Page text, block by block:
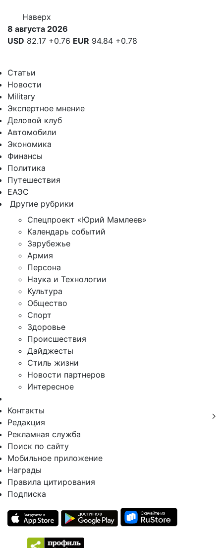
Наверх
8 августа 2026
USD 82.17 +0.76 EUR 94.84 +0.78
Статьи
Новости
Military
Экспертное мнение
Деловой клуб
Автомобили
Экономика
Финансы
Политика
Путешествия
ЕАЭС
Другие рубрики
Спецпроект «Юрий Мамлеев»
Календарь событий
Зарубежье
Армия
Персона
Наука и Технологии
Культура
Общество
Спорт
Здоровье
Происшествия
Дайджесты
Стиль жизни
Новости партнеров
Интересное
Контакты
Редакция
Рекламная служба
Поиск по сайту
Мобильное приложение
Награды
Правила цитирования
Подписка